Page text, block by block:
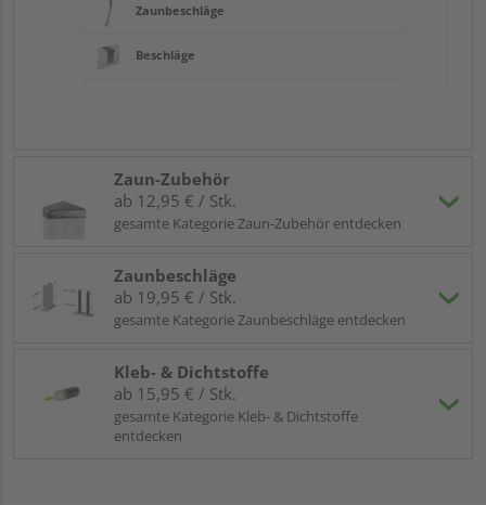
Zaunbeschläge
Beschläge
Zaun-Zubehör
ab 12,95 € / Stk.
gesamte Kategorie Zaun-Zubehör entdecken
Zaunbeschläge
ab 19,95 € / Stk.
gesamte Kategorie Zaunbeschläge entdecken
Kleb- & Dichtstoffe
ab 15,95 € / Stk.
gesamte Kategorie Kleb- & Dichtstoffe
entdecken